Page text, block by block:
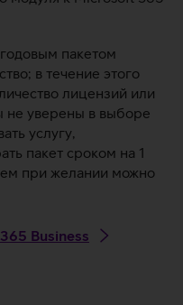
пакетом
в течение этого
лицензий или
не уверены в выборе
услугу,
пакет сроком на 1
при желании можно
Business